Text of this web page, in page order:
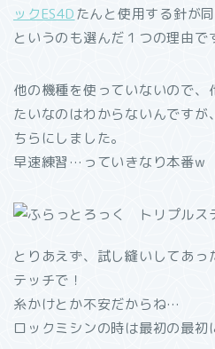
ックES4Dたんと使用する針が同
というのも選んだ１つの理由で
他の機種を使っていないので
たいなのはわからないんですが
ちらにしました。
早速練習…っていきなり本番w
とりあえず、試し縫いしてあ
テッチで！
糸かけとか不安だからね…
ロックミシンの時は最初の最初